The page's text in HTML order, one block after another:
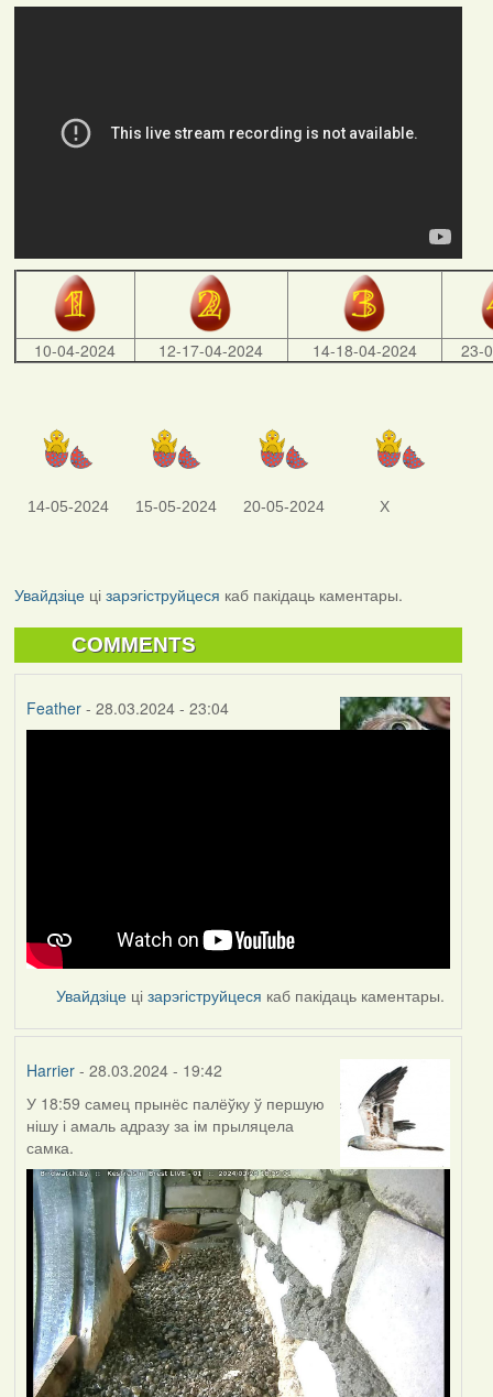
10-04-2024 12-17-04-2024 14-18-04-2024 23-
14-05-2024 15-05-2024 20-05-2024 X
Увайдзіцеці зарэгіструйцеся каб пакідаць каментары.
COMMENTS
Feather- 28.03.2024 - 23:04
Увайдзіце цізарэгіструйцеся каб пакідаць каментары.
Harrier- 28.03.2024 - 19:42
У 18:59 самец прынёс палёўку ў першую
нішу і амаль адразу за ім прыляцела
самка.